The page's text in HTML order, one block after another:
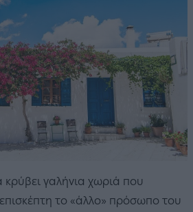
γαλήνια χωριά που
το «άλλο» πρόσωπο του